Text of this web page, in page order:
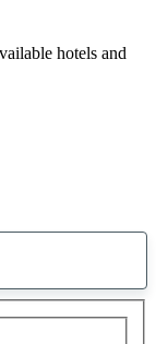
hotels and